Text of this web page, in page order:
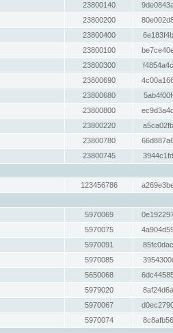
23800140
23800200
23800400
23800100
23800300
23800690
23800680
23800800
23800220
23800780
23800745
123456786
5970069
5970075
5970091
5970085
5650068
5979020
5970067
5970074